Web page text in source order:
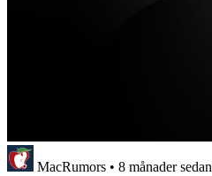
MacRumors • 8 månader sedan